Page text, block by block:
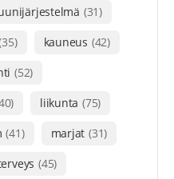
(31)
kauneus (42)
(52)
liikunta (75)
(41) marjat (31)
(45)